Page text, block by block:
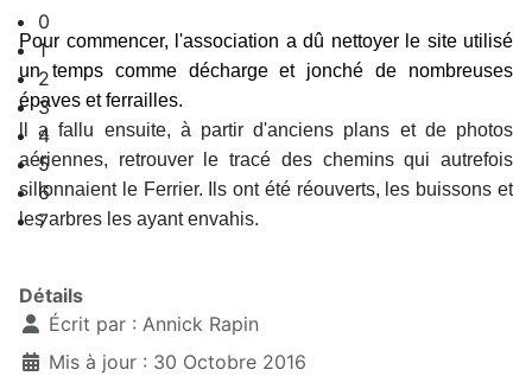
0
1
2
3
4
5
6
7
Pour commencer, l'association a dû nettoyer le site utilisé
un temps comme décharge et jonché de nombreuses
épaves et ferrailles.
ll a fallu ensuite, à partir d'anciens plans et de photos
aériennes, retrouver le tracé des chemins qui autrefois
sillonnaient le Ferrier. Ils ont été réouverts, les buissons et
les arbres les ayant envahis.
Détails
Écrit par : Annick Rapin
Mis à jour : 30 Octobre 2016